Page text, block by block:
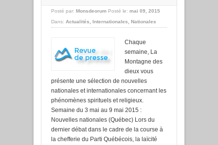
Posté par: Monsdeorum Posté le: mai 09, 2015
Dans: Actualités, Internationales, Nationales
Chaque
semaine, La
Montagne des
dieux vous
présente une sélection de nouvelles
nationales et internationales concernant les
phénomènes spirituels et religieux.
Semaine du 3 mai au 9 mai 2015 :
Nouvelles nationales (Québec) Lors du
dernier débat dans le cadre de la course à
la chefferie du Parti Québécois, la laïcité